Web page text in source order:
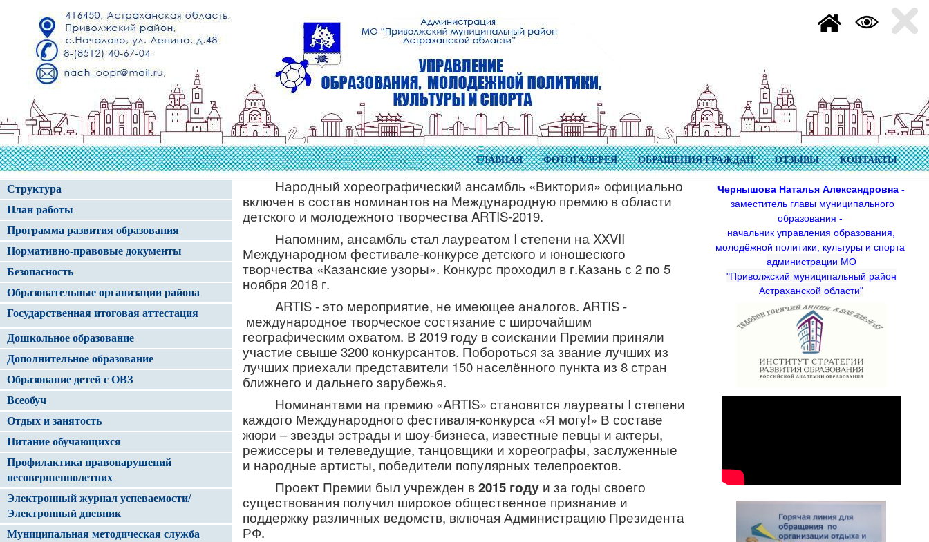
ГЛАВНАЯ ФОТОГАЛЕРЕЯ ОБРАЩЕНИЯ ГРАЖДАН ОТЗЫВЫ КОНТАКТЫ
Структура
План работы
Программа развития образования
Нормативно-правовые документы
Безопасность
Образовательные организации района
Государственная итоговая аттестация
Дошкольное образование
Дополнительное образование
Образование детей с ОВЗ
Всеобуч
Отдых и занятость
Питание обучающихся
Профилактика правонарушений
несовершеннолетних
Электронный журнал успеваемости/
Электронный дневник
Муниципальная методическая служба
Чернышова Наталья Александровна -
заместитель главы муниципального
образования -
начальник управления образования,
молодёжной политики, культуры и спорта
администрации МО
"Приволжский муниципальный район
Астраханской области"
Народный хореографический ансамбль «Виктория» официально
включен в состав номинантов на Международную премию в области
детского и молодежного творчества ARTIS-2019.
Напомним, ансамбль стал лауреатом I степени на XXVII
Международном фестивале-конкурсе детского и юношеского
творчества «Казанские узоры». Конкурс проходил в г.Казань с 2 по 5
ноября 2018 г.
ARTIS - это мероприятие, не имеющее аналогов. ARTIS -
международное творческое состязание с широчайшим
географическим охватом. В 2019 году в соискании Премии приняли
участие свыше 3200 конкурсантов. Побороться за звание лучших из
лучших приехали представители 150 населённого пункта из 8 стран
ближнего и дальнего зарубежья.
Номинантами на премию «ARTIS» становятся лауреаты I степени
каждого Международного фестиваля-конкурса «Я могу!» В составе
жюри – звезды эстрады и шоу-бизнеса, известные певцы и актеры,
режиссеры и телеведущие, танцовщики и хореографы, заслуженные
и народные артисты, победители популярных телепроектов.
Проект Премии был учрежден в2015 году и за годы своего
существования получил широкое общественное признание и
поддержку различных ведомств, включая Администрацию Президента
РФ.